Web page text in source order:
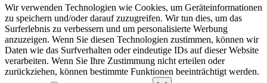
Wir verwenden Technologien wie Cookies, um Geräteinformationen
zu speichern und/oder darauf zuzugreifen. Wir tun dies, um das
Surferlebnis zu verbessern und um personalisierte Werbung
anzuzeigen. Wenn Sie diesen Technologien zustimmen, können wir
Daten wie das Surfverhalten oder eindeutige IDs auf dieser Website
verarbeiten. Wenn Sie Ihre Zustimmung nicht erteilen oder
zurückziehen, können bestimmte Funktionen beeinträchtigt werden.